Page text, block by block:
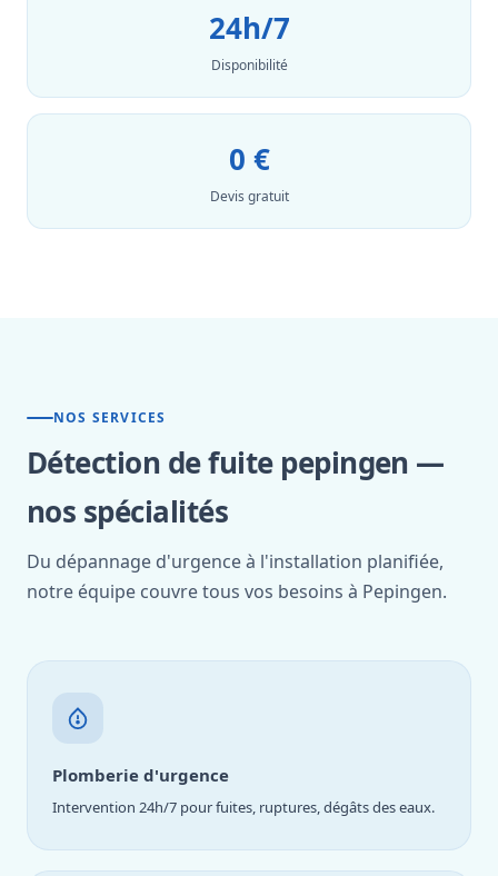
24h/7
Disponibilité
0 €
Devis gratuit
NOS SERVICES
Détection de fuite pepingen —
nos spécialités
Du dépannage d'urgence à l'installation planifiée,
notre équipe couvre tous vos besoins à Pepingen.
Plomberie d'urgence
Intervention 24h/7 pour fuites, ruptures, dégâts des eaux.